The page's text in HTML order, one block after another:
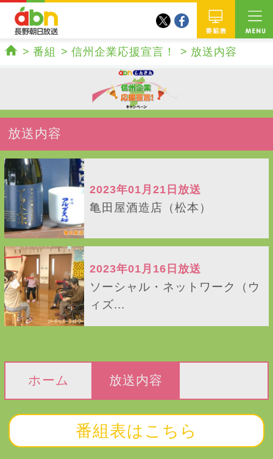
番組
twitterfacebook
番組 信州企業応援宣言！ 放送内容
放送内容
2023年01月21日放送
亀田屋酒造店（松本）
2023年01月16日放送
ソーシャル・ネットワーク（ウ
ィズ...
ホーム 放送内容
番組表はこちら